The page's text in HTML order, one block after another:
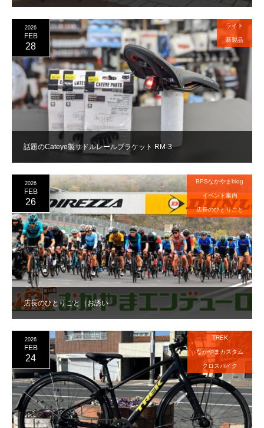
話題のCateye製サドルレールブラケット RM-3
2026
FEB
28
ライト
新製品
店長のひとりごと（お誘い
2026
FEB
26
BPSなかやまblog
イベント案内
店長のひとりごと
2026
FEB
24
TREK
なかやまカスタム
クロスバイク